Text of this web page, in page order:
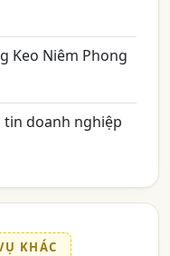
Keo Niêm Phong
tin doanh nghiệp
KHÁC